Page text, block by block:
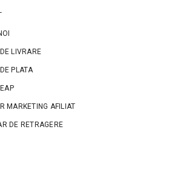
LIVRARE
PLATA
MARKETING AFILIAT
DE RETRAGERE